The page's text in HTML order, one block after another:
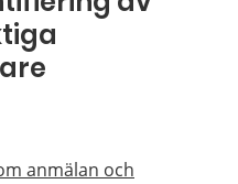
anmälan och